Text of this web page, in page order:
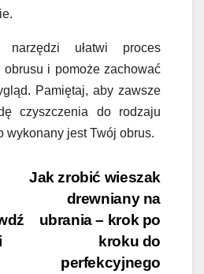
narzędzi ułatwi proces
i pomoże zachować
Pamiętaj, aby zawsze
czyszczenia do rodzaju
wykonany jest Twój obrus.
Jak zrobić wieszak
drewniany na
ubrania – krok po
kroku do
perfekcyjnego